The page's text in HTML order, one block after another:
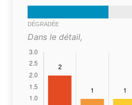
DÉGRADÉE
Dans le détail,